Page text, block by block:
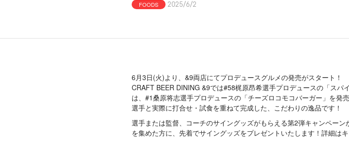
FOODS 2025/6/2
6月3日(火)より、&9両店にてプロデュースグルメの発売がスタート！
CRAFT BEER DINING &9では#58梶原昂希選手プロデュースの「スパ
は、#1桑原将志選手プロデュースの「チーズロコモコバーガー」を発売
選手と実際に打合せ・試食を重ねて完成した、こだわりの逸品です！
選手または監督、コーチのサイングッズがもらえる第2弾キャンペー
を集めた方に、先着でサイングッズをプレゼントいたします！詳細は